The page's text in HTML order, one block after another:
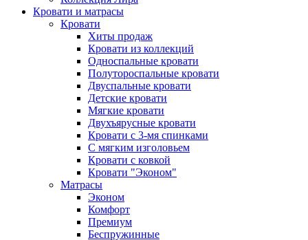
Кровати и матрасы
Кровати
Хиты продаж
Кровати из коллекций
Односпальные кровати
Полутороспальные кровати
Двуспальные кровати
Детские кровати
Мягкие кровати
Двухъярусные кровати
Кровати с 3-мя спинками
С мягким изголовьем
Кровати с ковкой
Кровати "Эконом"
Матрасы
Эконом
Комфорт
Премиум
Беспружинные